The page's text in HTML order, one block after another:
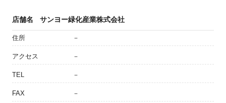
店舗名 サンヨー緑化産業株式会社
住所 －
アクセス －
TEL －
FAX －